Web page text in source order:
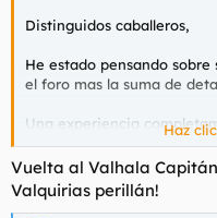
Distinguidos caballeros,
He estado pensando
el foro mas la suma de
Una experiencia
sexualidad que conlleva
La tentación me llevaba a
"explosividad" pero
inapropiadas.
Haz
Vuelta al Valhala
Valquirias perillán!